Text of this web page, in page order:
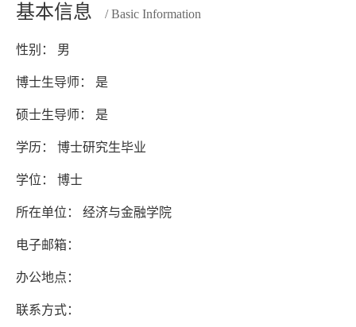
基本信息 / Basic Information
性别： 男
博士生导师： 是
硕士生导师： 是
学历： 博士研究生毕业
学位： 博士
所在单位： 经济与金融学院
电子邮箱：
办公地点：
联系方式：